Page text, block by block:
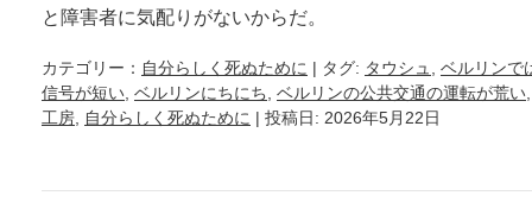
と障害者に気配りがないからだ。
カテゴリー： 自分らしく死ぬために | タグ: タウシュ
ベルリンで
信号が短い ベルリンにちにち ベルリンの公共交通の運転が荒い
工房
自分らしく死ぬために | 投稿日: 2026年5月22日